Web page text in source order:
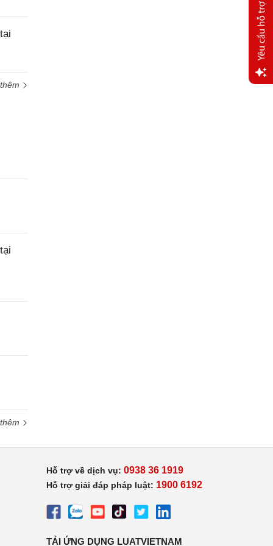
Hỗ trợ về dịch vụ: 0938 36 1919
Hỗ trợ giải đáp pháp luật: 1900 6192
TẢI ỨNG DỤNG LUATVIETNAM